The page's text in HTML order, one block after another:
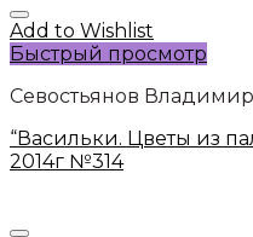
Add to Wishlist
Быстрый просмотр
Севостьянов
“Васильки. Цветы из
2014г №314